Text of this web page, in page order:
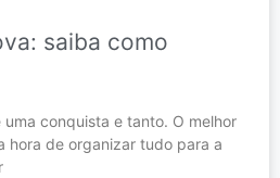
saiba como
conquista e tanto. O melhor
hora de organizar tudo para a